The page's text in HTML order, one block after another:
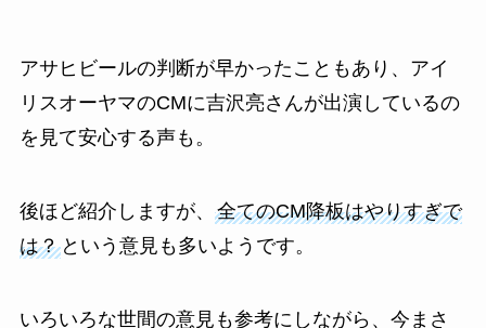
アサヒビールの判断が早かったこともあり、アイ
リスオーヤマのCMに吉沢亮さんが出演しているの
を見て安心する声も。
後ほど紹介しますが、 全てのCM降板はやりすぎで
は？という意見も多いようです。
いろいろな世間の意見も参考にしながら、今まさ